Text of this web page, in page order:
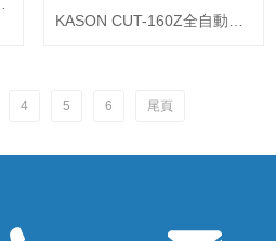
KASON CUT-160Z全自動金
4 5 6 尾頁